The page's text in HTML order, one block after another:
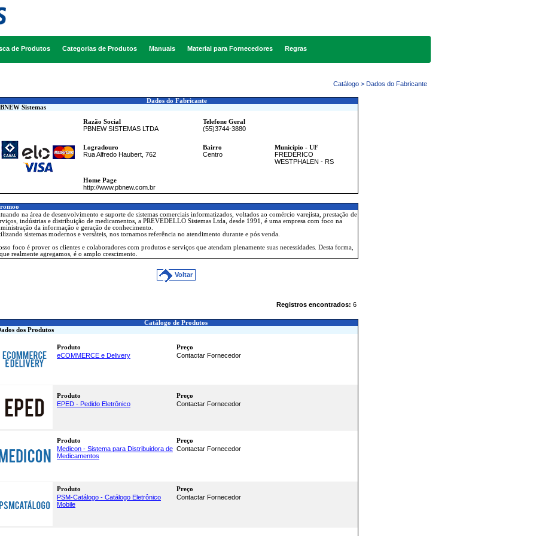
de Produtos Categorias de Produtos Manuais Material para Fornecedores Regras
Catálogo > Dados do Fabricante
Dados do Fabricante
Sistemas
Razão Social Telefone Geral
PBNEW SISTEMAS LTDA (55)3744-3880
Logradouro Bairro Município - UF
Rua Alfredo Haubert, 762 Centro
FREDERICO
WESTPHALEN - RS
Home Page
http://www.pbnew.com.br
na área de desenvolvimento e suporte de sistemas comerciais informatizados, voltados ao comércio varejista, prestação de
indústrias e distribuição de medicamentos, a PREVEDELLO Sistemas Ltda, desde 1991, é uma empresa com foco na
da informação e geração de conhecimento.
sistemas modernos e versáteis, nos tornamos referência no atendimento durante e pós venda.
foco é prover os clientes e colaboradores com produtos e serviços que atendam plenamente suas necessidades. Desta forma,
realmente agregamos, é o amplo crescimento.
Voltar
Registros encontrados: 6
Catálogo de Produtos
dos Produtos
Produto Preço
eCOMMERCE e Delivery Contactar Fornecedor
Produto Preço
EPED - Pedido Eletrônico Contactar Fornecedor
Produto Preço
Medicon - Sistema para Distribuidora de
Medicamentos
Contactar Fornecedor
Produto Preço
PSM-Catálogo - Catálogo Eletrônico
Mobile
Contactar Fornecedor